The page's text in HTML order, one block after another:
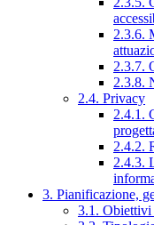
2.3.6.
2.3.7.
2.3.8.
2.4. Privacy
2.4.1.
2.4.2.
2.4.3.
3. Pianificazione,
3.1. Obiettivi